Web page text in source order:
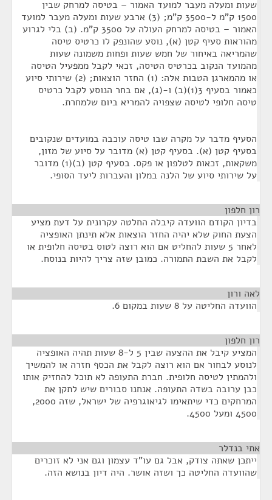
שעות ומעלה מעבר למועד האמור – בטיסה למרחק שבין
1500 ק"מ ל-3500 ק"מ; (3) ארבע שעות ומעלה מעבר למועד
האמור – בטיסה למרחק העולה על 3500 ק"מ. (ב) בלי לגרוע
מהוראות סעיף קטן (א), נוסע שהונפק לו כרטיס טיסה
שהמריאה באיחור של חמש שעות ופחות משמונה שעות
מהמועד הנקוב בכרטיס הטיסה, זכאי לקבל ממפעיל הטיסה
או מהמארגן הטבות אלה: (1) החזר הוצאות; (2) שירותי סיוע
כאמור בסעיף 3(1)(ב) ו-(ג), אם בחר הנוסע לקבל כרטיס
טיסה חלופי לטיסה שצפויה להמריא ביום שלמחרת.
הסעיף מדבר על מקרה שבו טיסה עוכבה במועדים שנקובים
בסעיף קטן (א). בסעיף קטן (א) מדובר על סיוע של מזון,
משקאות, זכאות לטלפון או פקס. בסעיף קטן (ב)(1) מדובר
על שירותי סיוע של הלנה במלון והעברות ליעד הסופי.
רון חלפון
בדיון הקודם הוועדה קיבלה החלטה עקרונית על דעת מציע
הצעת החוק שלא יהיה החזר הוצאות אלא תינתן האופציה
לאחר 5 שעות להחליט אם הוא רוצה לטוס בטיסה חלופית או
לקבל את השבת התמורה. כמובן שזה צריך להיות בנוסח.
לאה ורון
הוועדה החליטה על 8 שעות במקום 6.
רון חלפון
המציע קיבל את ההצעה שבין 5 ל-8 שעות תהיה האופציה
לנוסע לבחור אם הוא רוצה לקבל את הכסף חזרה או להמשיך
ולהמתין לטיסה חלופית. חברת התעופה לא תוכל להחזיק אותו
כבן ערובה בשדה התעופה. אנחנו סבורים שיש לתקן את
המרחקים כדי שיתאימו לגיאוגרפיה של ישראל, שזה 2000,
4500 ומעל 4500.
אתי בנדלר
ייתכן שאתה צודק, אבל גם עו"ד עצמון וגם אני לא זוכרים
שהוועדה החליטה כך ושזה אושר. היה דיון בנושא הזה.